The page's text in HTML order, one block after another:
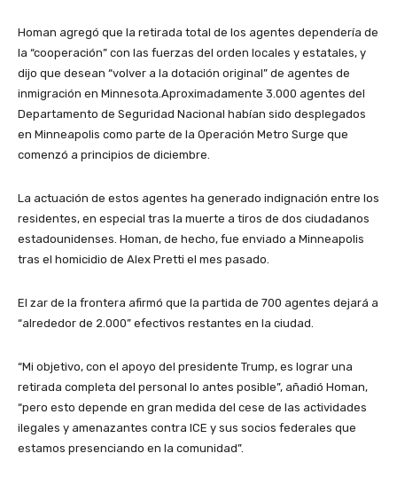
Homan agregó que la retirada total de los agentes dependería de
la “cooperación” con las fuerzas del orden locales y estatales, y
dijo que desean “volver a la dotación original” de agentes de
inmigración en Minnesota.Aproximadamente 3.000 agentes del
Departamento de Seguridad Nacional habían sido desplegados
en Minneapolis como parte de la Operación Metro Surge que
comenzó a principios de diciembre.
La actuación de estos agentes ha generado indignación entre los
residentes, en especial tras la muerte a tiros de dos ciudadanos
estadounidenses. Homan, de hecho, fue enviado a Minneapolis
tras el homicidio de Alex Pretti el mes pasado.
El zar de la frontera afirmó que la partida de 700 agentes dejará a
“alrededor de 2.000” efectivos restantes en la ciudad.
“Mi objetivo, con el apoyo del presidente Trump, es lograr una
retirada completa del personal lo antes posible”, añadió Homan,
“pero esto depende en gran medida del cese de las actividades
ilegales y amenazantes contra ICE y sus socios federales que
estamos presenciando en la comunidad”.